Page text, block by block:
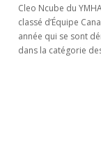
Cleo Ncube du
classé d’Équipe
année qui se sont
dans la catégorie